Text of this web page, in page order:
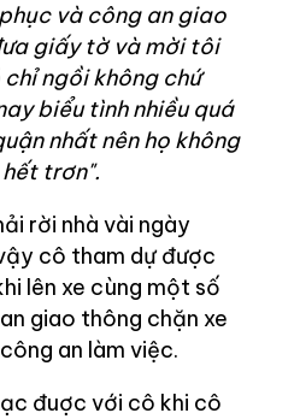
và công an giao
giấy tờ và mời tôi
ngồi không chứ
biểu tình nhiều quá
nhất nên họ không
trơn".
rời nhà vài ngày
cô tham dự được
lên xe cùng một số
giao thông chặn xe
an làm việc.
đuợc với cô khi cô